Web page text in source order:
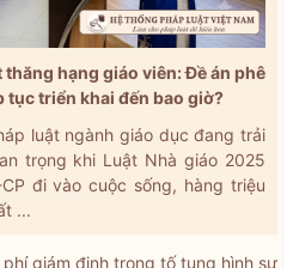
hạng giáo viên: Đề án phê
triển khai đến bao giờ?
luật ngành giáo dục đang trải
trọng khi Luật Nhà giáo 2025
đi vào cuộc sống, hàng triệu
...
giám định trong tố tụng hình sự